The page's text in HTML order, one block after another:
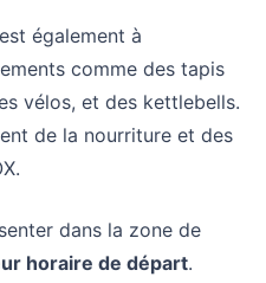
également à
comme des tapis
vélos, et des kettlebells.
de la nourriture et des
dans la zone de
horaire de départ.